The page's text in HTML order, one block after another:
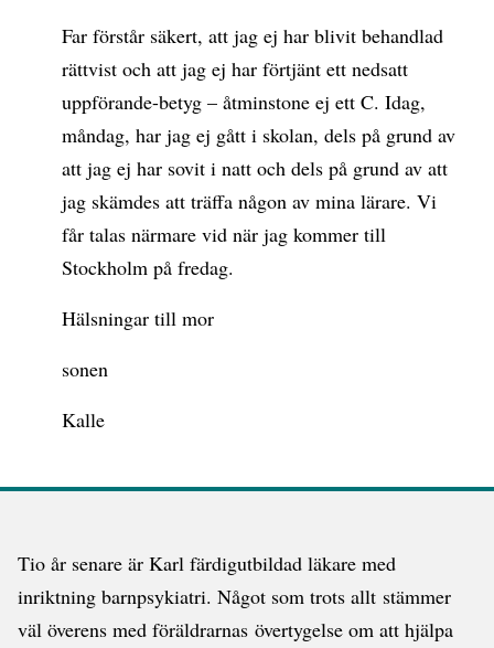
Far förstår säkert, att jag ej har blivit behandlad
rättvist och att jag ej har förtjänt ett nedsatt
uppförande-betyg – åtminstone ej ett C. Idag,
måndag, har jag ej gått i skolan, dels på grund av
att jag ej har sovit i natt och dels på grund av att
jag skämdes att träffa någon av mina lärare. Vi
får talas närmare vid när jag kommer till
Stockholm på fredag.
Hälsningar till mor
sonen
Kalle
Tio år senare är Karl färdigutbildad läkare med
inriktning barnpsykiatri. Något som trots allt stämmer
väl överens med föräldrarnas övertygelse om att hjälpa